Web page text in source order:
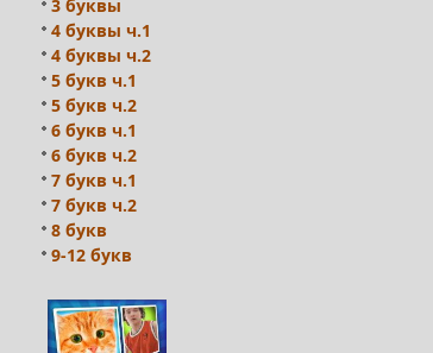
3 буквы
4 буквы ч.1
4 буквы ч.2
5 букв ч.1
5 букв ч.2
6 букв ч.1
6 букв ч.2
7 букв ч.1
7 букв ч.2
8 букв
9-12 букв